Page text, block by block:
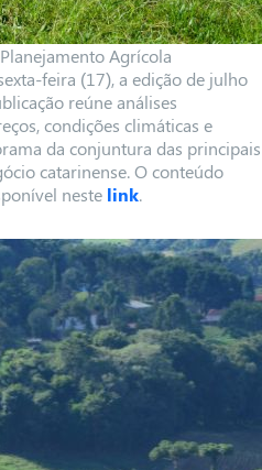
Agrícola
feira (17), a edição de julho
reúne análises
condições climáticas e
da conjuntura das principais
catarinense. O conteúdo
neste link.